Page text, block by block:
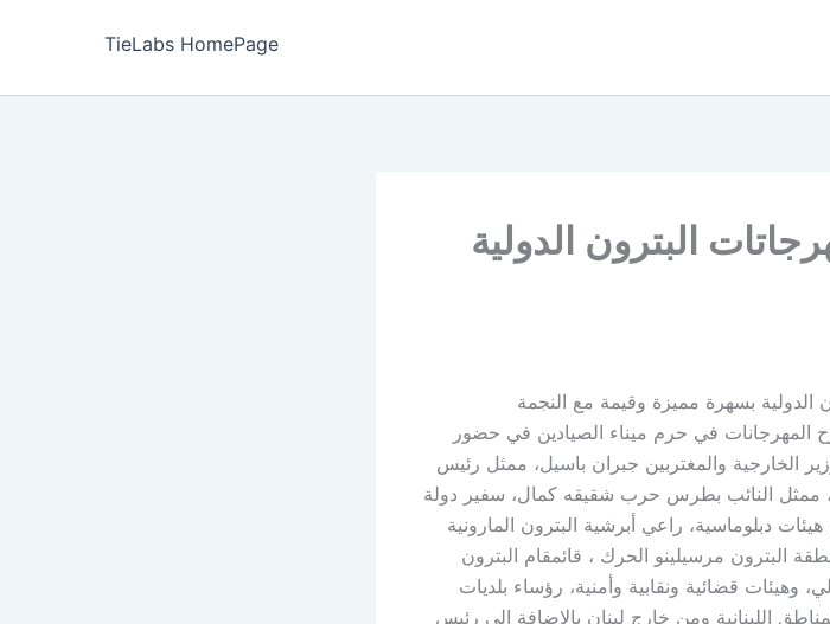
TieLabs HomePage
البترون الدولية
الدولية بسهرة مميزة وقيمة مع النجمة
المهرجانات في حرم ميناء الصيادين في حضور
الخارجية والمغتربين جبران باسيل، ممثل رئيس
ممثل النائب بطرس حرب شقيقه كمال، سفير دولة
دبلوماسية، راعي أبرشية البترون المارونية
البترون مرسيلينو الحرك ، قائمقام البترون
وهيئات قضائية ونقابية وأمنية، رؤساء بلديات
اللبنانية ومن خارج لبنان بالاضافة الى رئيس